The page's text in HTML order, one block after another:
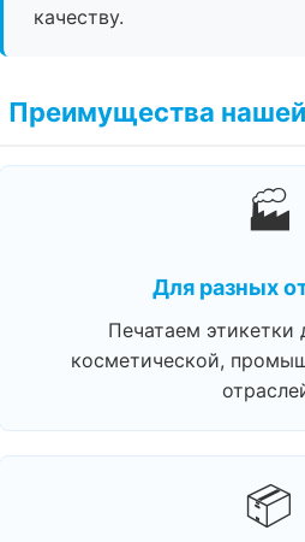
качеству.
Преимущества нашей
🏭
Для разных
Печатаем этикетки
косметической,
📦